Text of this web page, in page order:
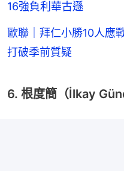
16強負利華古遜
歐聯｜拜仁小勝10人應
打破季前質疑
6. 根度簡（İlkay